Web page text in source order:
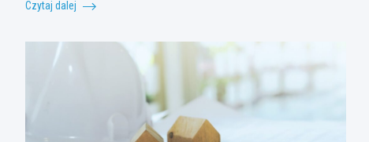
Czytaj dalej